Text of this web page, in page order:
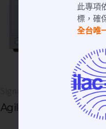
Signal Generator | 訊號產
Agilent E8247C 信號產
此專項
標，確
全台唯